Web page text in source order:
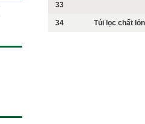
33
34 Túi lọc chất